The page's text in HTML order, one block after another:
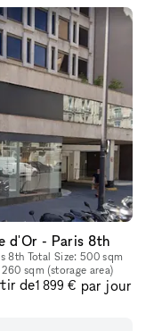
d'Or - Paris 8th
sqm
sqm (storage area)
de1 899 € par jour